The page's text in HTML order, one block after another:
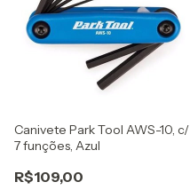
Canivete Park Tool AWS-10, c/
7 funções, Azul
R$109,00